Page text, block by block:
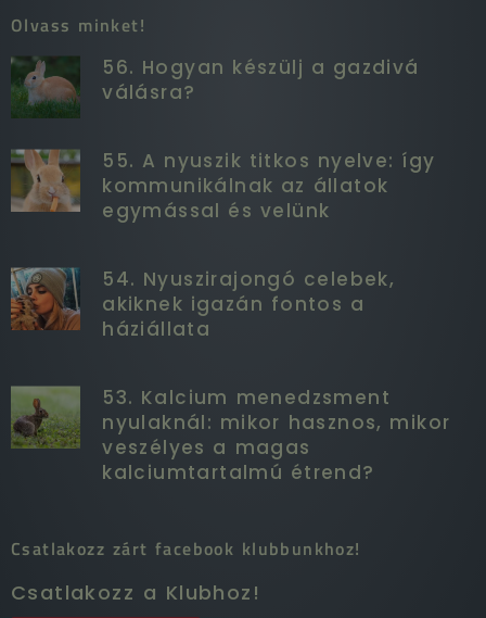
Olvass minket!
56. Hogyan készülj a gazdivá
válásra?
55. A nyuszik titkos nyelve: így
kommunikálnak az állatok
egymással és velünk
54. Nyuszirajongó celebek,
akiknek igazán fontos a
háziállata
53. Kalcium menedzsment
nyulaknál: mikor hasznos, mikor
veszélyes a magas
kalciumtartalmú étrend?
Csatlakozz zárt facebook klubbunkhoz!
Csatlakozz a Klubhoz!